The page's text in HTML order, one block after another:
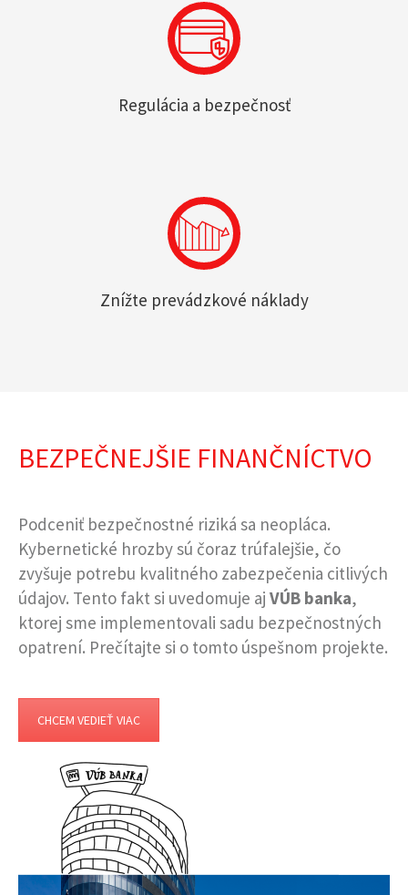
Regulácia a bezpečnosť
Znížte prevádzkové náklady
BEZPEČNEJŠIE FINANČNÍCTVO
Podceniť bezpečnostné riziká sa neopláca.
Kybernetické hrozby sú čoraz trúfalejšie, čo
zvyšuje potrebu kvalitného zabezpečenia citlivých
údajov. Tento fakt si uvedomuje aj VÚB banka,
ktorej sme implementovali sadu bezpečnostných
opatrení. Prečítajte si o tomto úspešnom projekte.
CHCEM VEDIEŤ VIAC